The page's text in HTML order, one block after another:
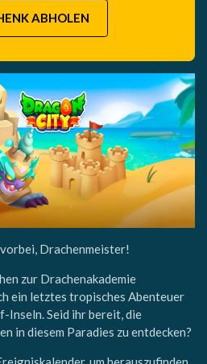
ABHOLEN
Drachenmeister!
zur Drachenakademie
ein letztes tropisches Abenteuer
Inseln. Seid ihr bereit, die
in diesem Paradies zu entdecken?